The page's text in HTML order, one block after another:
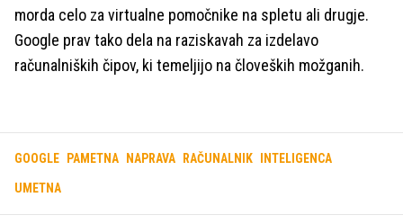
morda celo za virtualne pomočnike na spletu ali drugje.
Google prav tako dela na raziskavah za izdelavo
računalniških čipov, ki temeljijo na človeških možganih.
GOOGLE PAMETNA NAPRAVA RAČUNALNIK INTELIGENCA
UMETNA